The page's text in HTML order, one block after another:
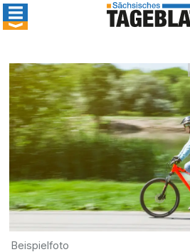
Beispielfoto